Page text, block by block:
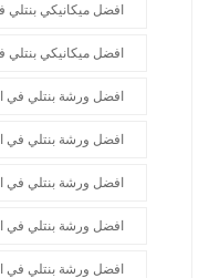
افضل ميكانيكي بنتلي
افضل ميكانيكي
افضل ورشة بنتلي في
افضل ورشة بنتلي في
افضل ورشة بنتلي في
افضل ورشة بنتلي في
افضل ورشة بنتلي في